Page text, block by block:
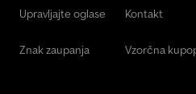
Upravljajte oglase
Znak zaupanja
Kontakt
Vzorčna